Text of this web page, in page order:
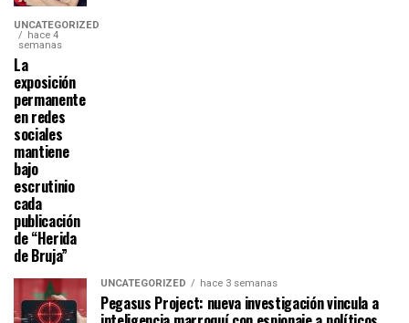
UNCATEGORIZED
hace 4
semanas
La
exposición
permanente
en redes
sociales
mantiene
bajo
escrutinio
cada
publicación
de “Herida
de Bruja”
UNCATEGORIZED hace 3 semanas
Pegasus Project: nueva investigación vincula a